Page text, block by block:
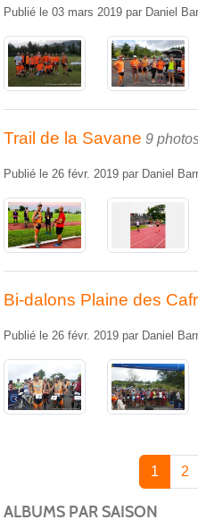
Publié le 03 mars 2019 par Daniel
Trail de la Savane 9
Publié le 26 févr. 2019 par Daniel
Bi-dalons Plaine des
Publié le 26 févr. 2019 par Daniel
1 2
ALBUMS PAR SAISON